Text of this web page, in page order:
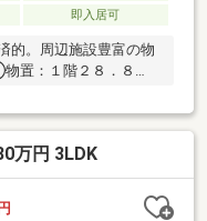
即入居可
的。周辺施設豊富の物
置：１階２８．８
万円 3LDK